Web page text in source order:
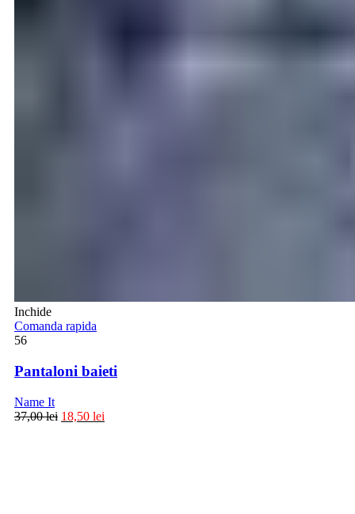
Inchide
Comanda rapida
56
Pantaloni baieti
Name It
37,00lei 18,50 lei